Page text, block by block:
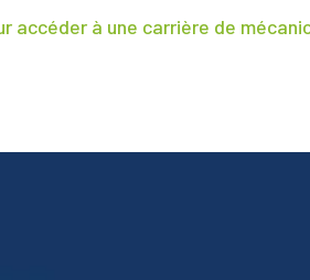
accéder à une carrière de